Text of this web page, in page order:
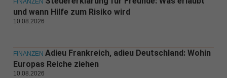
FINANZEN
und wann Hilfe zum Risiko wird
10.08.2026
FINANZEN Adieu Frankreich, adieu Deutschland: Wohin
Europas Reiche ziehen
10.08.2026